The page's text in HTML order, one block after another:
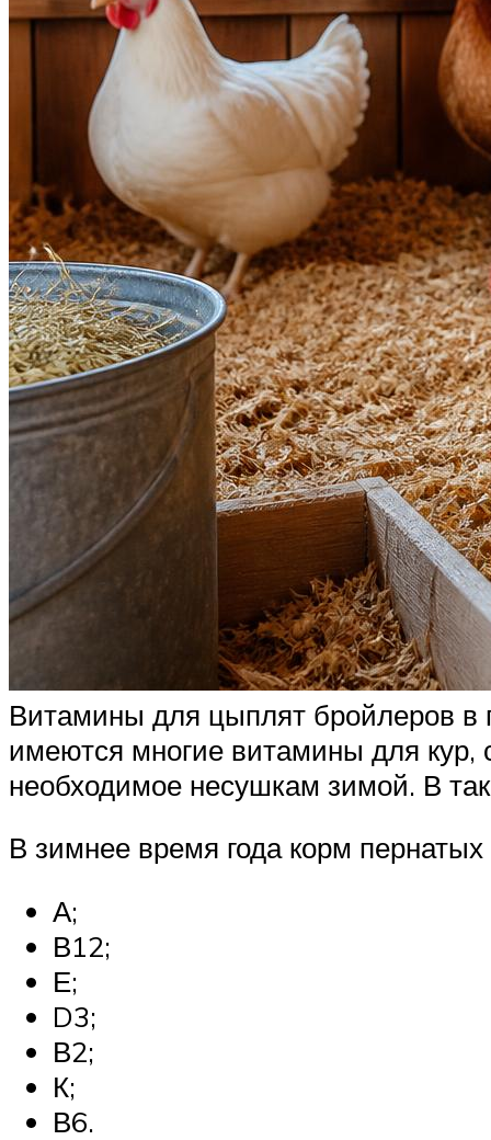
Витамины для цыплят бройлеров
имеются многие витамины для кур,
необходимое несушкам зимой. В
В зимнее время года корм
А;
В12;
Е;
D3;
В2;
К;
В6.